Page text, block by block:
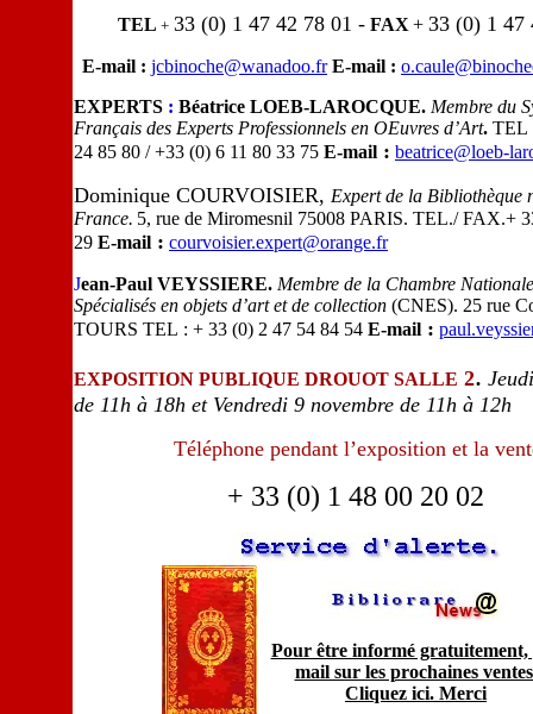
TEL + 33 (0) 1 47 42 78 01 - FAX + 33 (0) 1 47
E-mail : jcbinoche@wanadoo.fr E-mail :
EXPERTS : Béatrice LOEB-LAROCQUE. Membre du
Français des Experts Professionnels en OEuvres d’Art. TEL
24 85 80 / +33 (0) 6 11 80 33 75 E-mail : beatrice@loeb-
Dominique COURVOISIER, Expert de la Bibliothèque
France. 5, rue de Miromesnil 75008 PARIS. TEL./ FAX.+
29 E-mail : courvoisier.expert@orange.fr
Jean-Paul VEYSSIERE. Membre de la Chambre
Spécialisés en objets d’art et de collection (CNES). 25 rue
TOURS TEL : + 33 (0) 2 47 54 84 54 E-mail :
EXPOSITION PUBLIQUE DROUOT SALLE 2.
de 11h à 18h et Vendredi 9 novembre de 11h à 12h
Téléphone pendant l’exposition et la
+ 33 (0) 1 48 00 20 02
Pour être informé gratuitement,
mail sur les prochaines
Cliquez ici. Merci